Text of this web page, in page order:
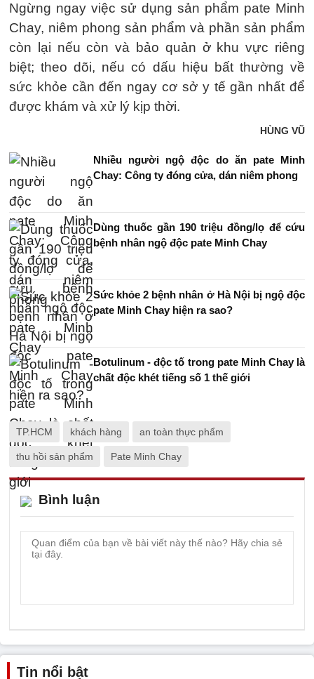
Ngừng ngay việc sử dụng sản phẩm pate Minh
Chay, niêm phong sản phẩm và phần sản phẩm
còn lại nếu còn và bảo quản ở khu vực riêng
biệt; theo dõi, nếu có dấu hiệu bất thường về
sức khỏe cần đến ngay cơ sở y tế gần nhất để
được khám và xử lý kịp thời.
HÙNG VŨ
Nhiều người ngộ độc do ăn pate Minh
Chay: Công ty đóng cửa, dán niêm phong
Dùng thuốc gần 190 triệu đồng/lọ để cứu
bệnh nhân ngộ độc pate Minh Chay
Sức khỏe 2 bệnh nhân ở Hà Nội bị ngộ độc
pate Minh Chay hiện ra sao?
Botulinum - độc tố trong pate Minh Chay là
chất độc khét tiếng số 1 thế giới
TP.HCM khách hàng an toàn thực phẩm
thu hồi sản phẩm Pate Minh Chay
Bình luận
Tin nổi bật